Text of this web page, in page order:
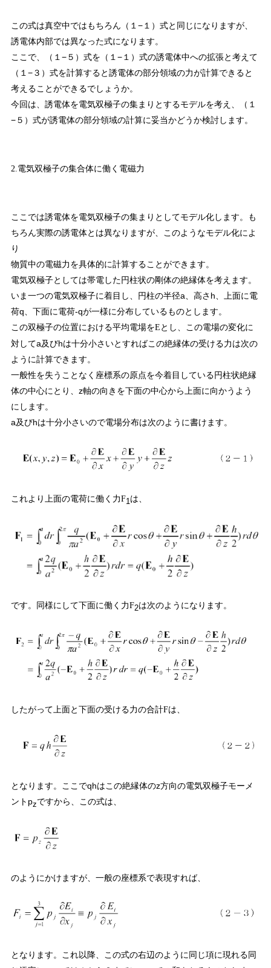
この式は真空中ではもちろん（１−１）式と同じになりますが、
誘電体内部では異なった式になります。
ここで、（１−５）式を（１−１）式の誘電体中への拡張と考えて
（１−３）式を計算すると誘電体の部分領域の力が計算できると
考えることができるでしょうか。
今回は、誘電体を電気双極子の集まりとするモデルを考え、（１
−５）式が誘電体の部分領域の計算に妥当かどうか検討します。
2.電気双極子の集合体に働く電磁力
ここでは誘電体を電気双極子の集まりとしてモデル化します。も
ちろん実際の誘電体とは異なりますが、このようなモデル化によ
り
物質中の電磁力を具体的に計算することができます。
電気双極子としては帯電した円柱状の剛体の絶縁体を考えます。
いま一つの電気双極子に着目し、円柱の半径a、高さh、上面に電
荷q、下面に電荷-qが一様に分布しているものとします。
この双極子の位置における平均電場をE とし、この電場の変化に
対してa及びhは十分小さいとすればこの絶縁体の受ける力は次の
ように計算できます。
一般性を失うことなく座標系の原点を今着目している円柱状絶縁
体の中心にとり、z軸の向きを下面の中心から上面に向かうよう
にします。
a及びhは十分小さいので電場分布は次のように書けます。
これより上面の電荷に働く力F1 は、
です。同様にして下面に働く力F2は次のようになります。
したがって上面と下面の受ける力の合計Fは、
となります。ここでqhはこの絶縁体のz方向の電気双極子モーメ
ントpzですから、この式は、
のようにかけますが、一般の座標系で表現すれば、
となります。これ以降、この式の右辺のように同じ項に現れる同